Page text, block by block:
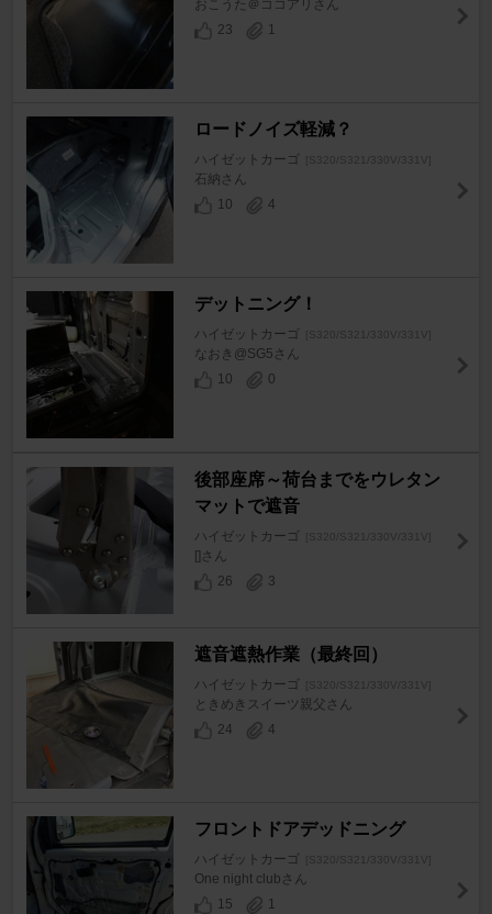
おこうた＠ココアリさん
23
1
ロードノイズ軽減？
ハイゼットカーゴ [S320/S321/330V/331V]
石納さん
10
4
デットニング！
ハイゼットカーゴ [S320/S321/330V/331V]
なおき@SG5さん
10
0
後部座席～荷台までをウレタン
マットで遮音
ハイゼットカーゴ [S320/S321/330V/331V]
[]さん
26
3
遮音遮熱作業（最終回）
ハイゼットカーゴ [S320/S321/330V/331V]
ときめきスイーツ親父さん
24
4
フロントドアデッドニング
ハイゼットカーゴ [S320/S321/330V/331V]
One night clubさん
15
1